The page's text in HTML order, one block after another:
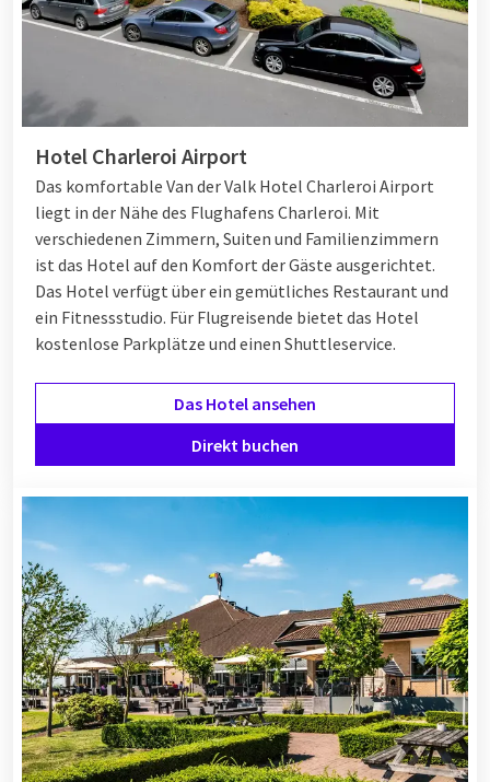
Hotel Charleroi Airport
Das komfortable Van der Valk Hotel Charleroi Airport
liegt in der Nähe des Flughafens Charleroi. Mit
verschiedenen Zimmern, Suiten und Familienzimmern
ist das Hotel auf den Komfort der Gäste ausgerichtet.
Das Hotel verfügt über ein gemütliches Restaurant und
ein Fitnessstudio. Für Flugreisende bietet das Hotel
kostenlose Parkplätze und einen Shuttleservice.
Das Hotel ansehen
Direkt buchen